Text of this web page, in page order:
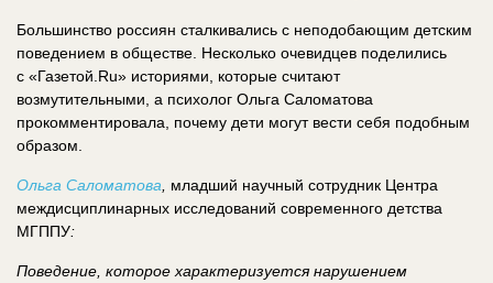
Большинство россиян сталкивались с неподобающим детским
поведением в обществе. Несколько очевидцев поделились
с «Газетой.Ru» историями, которые считают
возмутительными, а психолог Ольга Саломатова
прокомментировала, почему дети могут вести себя подобным
образом.
Ольга Саломатова
младший научный сотрудник Центра
междисциплинарных исследований современного детства
МГППУ:
Поведение, которое характеризуется нарушением